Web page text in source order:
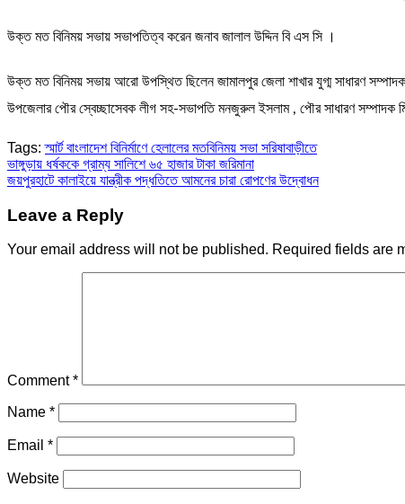
উক্ত মত বিনিময় সভায় সভাপতিত্ব করেন জনাব জালাল উদ্দিন বি এস সি ।
উক্ত মত বিনিময় সভায় আরো উপস্থিত ছিলেন জামালপুর জেলা শাখার যুগ্ম সাধারণ
উপজেলার পৌর স্বেচ্ছাসেবক লীগ সহ-সভাপতি মনজুরুল ইসলাম , পৌর সাধারণ সম্পাদক
Tags: স্মার্ট বাংলাদেশ বিনির্মাণে হেলালের মতবিনিময় সভা সরিষাবাড়ীতে
Post
navigation
ভাঙ্গুড়ায় ধর্ষককে গ্রাম্য সালিশে ৬৫ হাজার টাকা জরিমানা
জয়পুরহাটে কালাইয়ে যান্ত্রীক পদ্ধতিতে আমনের চারা রোপণের উদ্বোধন
Leave a Reply
Your email address will not be published. Required fields are
Comment*
Name *
Email *
Website